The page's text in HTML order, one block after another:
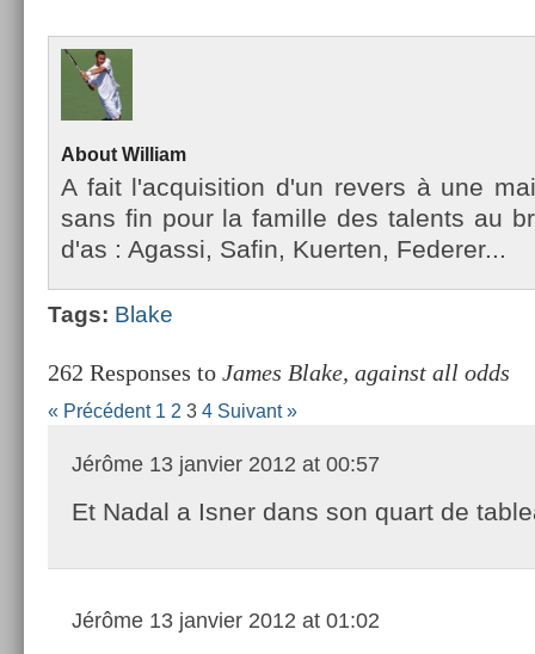
About Wil­liam
A fait l'ac­quisi­tion d'un re­v­ers à une
sans fin pour la famil­le des talents au
d'as : Agas­si, Safin, Kuert­en, Feder­er...
Tags: Blake
262 Responses to James Blake, against all odds
« Précédent 1 2 3 4 Suivant »
Jérôme 13 janvier 2012 at 00:57
Et Nadal a Isner dans son quart de
Jérôme 13 janvier 2012 at 01:02